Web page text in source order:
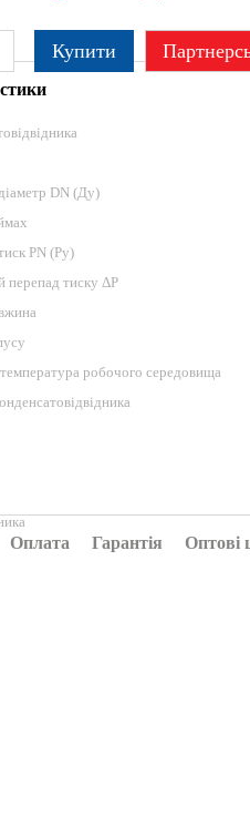
Купити
DN (Ду)
PN (Ру)
перепад тиску ΔP
робочого середовища
Оплата Гарантія Оптові